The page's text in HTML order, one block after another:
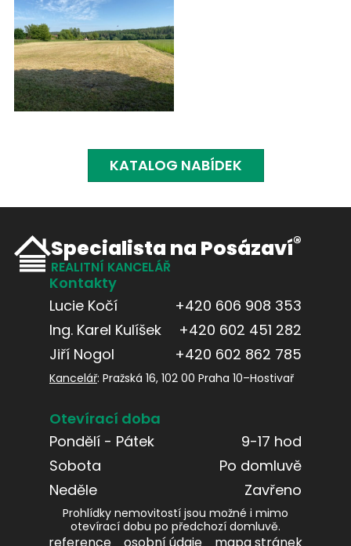
KATALOG NABÍDEK
Specialista na Posázaví®
REALITNÍ KANCELÁŘ
Kontakty
Lucie Kočí
+420 606 908 353
Ing. Karel Kulíšek
+420 602 451 282
Jiří Nogol
+420 602 862 785
Kancelář: Pražská 16, 102 00 Praha 10–Hostivař
Otevírací doba
Pondělí - Pátek
9-17 hod
Sobota
Po domluvě
Neděle
Zavřeno
Prohlídky nemovitostí jsou možné i mimo
otevírací dobu po předchozí domluvě.